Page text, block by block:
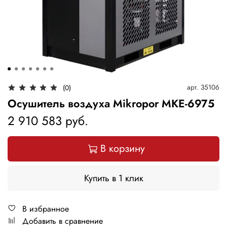
(0) арт. 35106
Осушитель воздуха Mikropor MKE-6975
2 910 583 руб.
В корзину
Купить в 1 клик
В избранное
Добавить в сравнение